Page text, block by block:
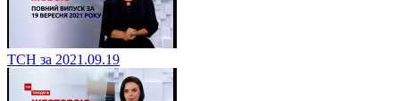
ТСН за 2021.09.19